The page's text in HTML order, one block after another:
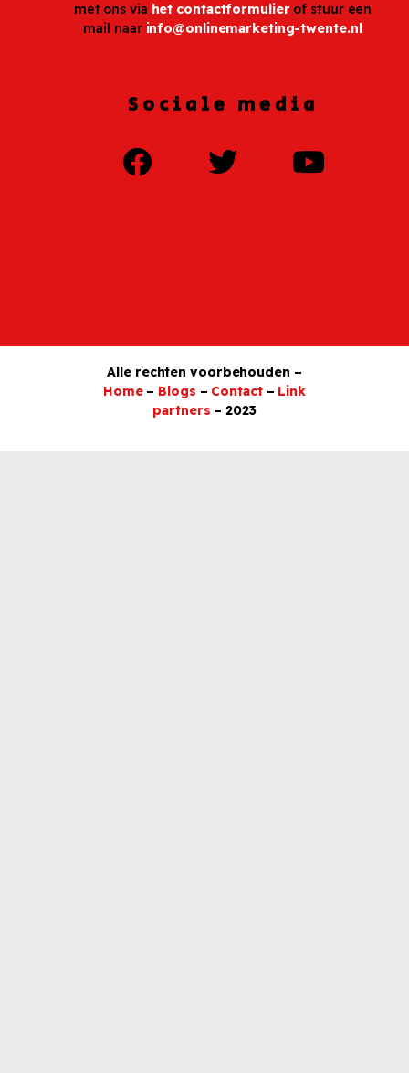
met ons via het contactformulierof stuur een
mail naar info@onlinemarketing-twente.nl
Sociale media
Alle rechten voorbehouden –
Home – Blogs – Contact – Link
partners – 2023